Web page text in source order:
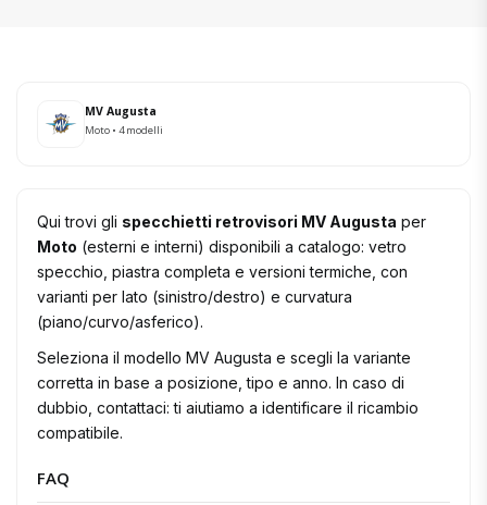
MV Augusta
Moto • 4 modelli
Qui trovi gli specchietti retrovisori MV Augusta per
Moto (esterni e interni) disponibili a catalogo: vetro
specchio, piastra completa e versioni termiche, con
varianti per lato (sinistro/destro) e curvatura
(piano/curvo/asferico).
Seleziona il modello MV Augusta e scegli la variante
corretta in base a posizione, tipo e anno. In caso di
dubbio, contattaci: ti aiutiamo a identificare il ricambio
compatibile.
FAQ